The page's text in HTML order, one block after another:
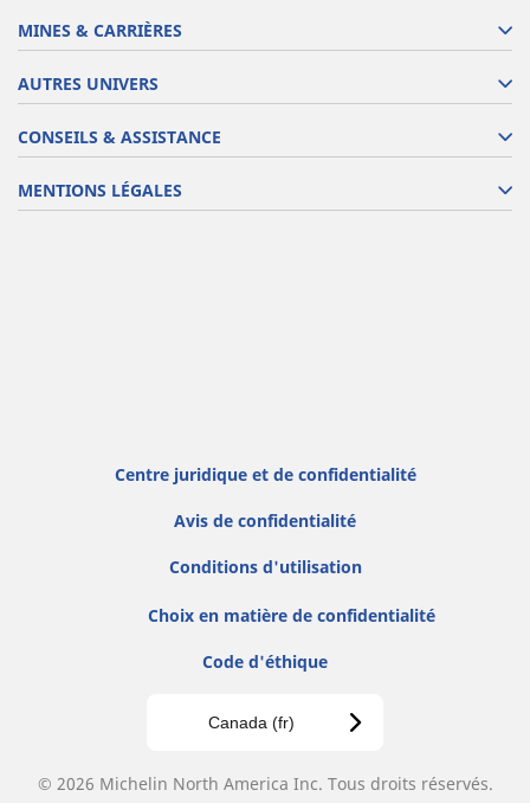
MINES & CARRIÈRES
AUTRES UNIVERS
CONSEILS & ASSISTANCE
MENTIONS LÉGALES
Centre juridique et de confidentialité
Avis de confidentialité
Conditions d'utilisation
Choix en matière de confidentialité
Code d'éthique
Canada (fr)
© 2026 Michelin North America Inc. Tous droits réservés.